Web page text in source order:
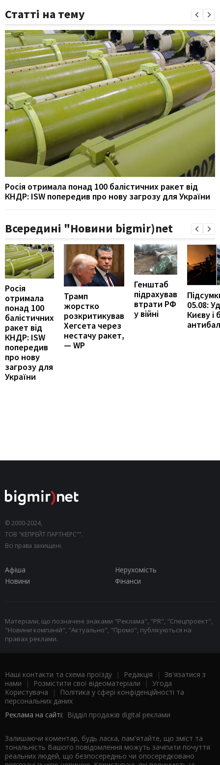
Статті на тему
Росія отримала понад 100 балістичних ракет від
КНДР: ISW попередив про нову загрозу для України
Всередині "Новини bigmir)net
Росія
отримала
понад 100
балістичних
ракет від
КНДР: ISW
попередив
про нову
загрозу для
України
Трамп
жорстко
розкритикував
Хегсета через
нестачу ракет,
— WP
Генштаб
підрахував
втрати РФ
у війні
05.08:
Києву і
© 2000-2024,
ТОВ "КЕПРЕЙТ ПАРТНЕРС"".
Всі права захищені.
Афіша
Нерухомість
Новини
Фінанси
Матеріали, що позначені знаками "Реклама", "PR", "Спецпроект",
"Новини компаній", "Актуально", "Промо", публікуються на
правах реклами.
Наші контакти та схема проїзду | Редакція | Зв'язатися з
нами | Розмістити свої відеоматеріали | Угода
Користувача |
Політика у сфері конфіденційності та
персональних даних
Реклама на сайті: Відділ продажів digital реклами
Залишаючи коментар, будь ласка, пам'ятайте, що зміст та
тональність Вашого повідомлення можуть зачіпати почуття
реальних людей, що безпосередньо чи опосередковано